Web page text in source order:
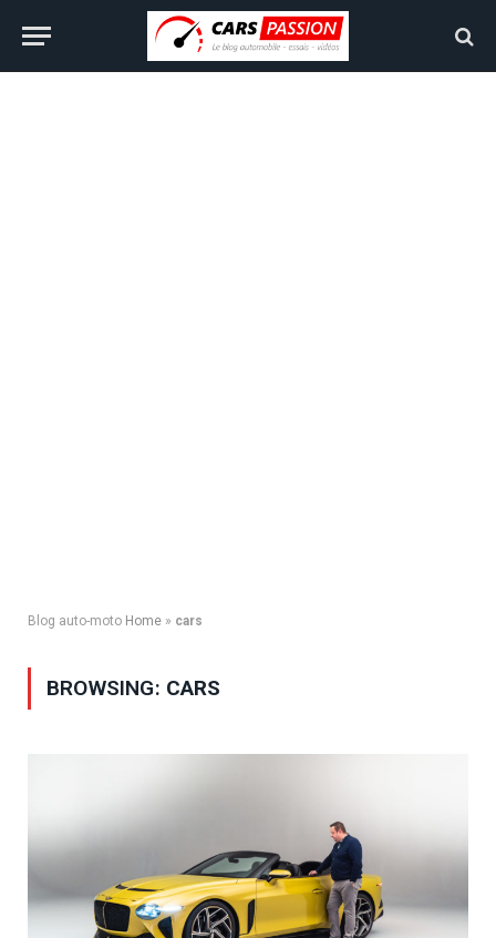
Blog auto-moto Home » cars
BROWSING: CARS